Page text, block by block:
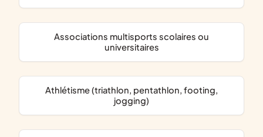
associations multisports scolaires ou
universitaires
Athlétisme (triathlon, pentathlon, footing,
jogging)